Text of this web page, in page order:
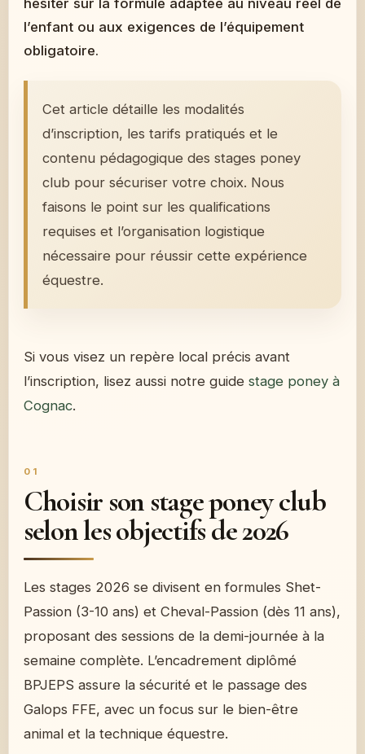
l’enfant ou aux exigences de l’équipement
obligatoire.
Cet article détaille les modalités
d’inscription, les tarifs pratiqués et le
contenu pédagogique des stages poney
club pour sécuriser votre choix. Nous
faisons le point sur les qualifications
requises et l’organisation logistique
nécessaire pour réussir cette expérience
équestre.
Si vous visez un repère local précis avant
l’inscription, lisez aussi notre guide stage poney à
Cognac.
Choisir son stage poney club
selon les objectifs de 2026
Les stages 2026 se divisent en formules Shet-
Passion (3-10 ans) et Cheval-Passion (dès 11 ans),
proposant des sessions de la demi-journée à la
semaine complète. L’encadrement diplômé
BPJEPS assure la sécurité et le passage des
Galops FFE, avec un focus sur le bien-être
animal et la technique équestre.